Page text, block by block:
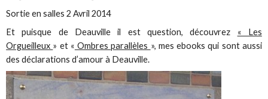
Sortie en salles 2 Avril 2014
Et puisque de Deauville il est question, découvrez « Les
Orgueilleux » et « Ombres parallèles », mes ebooks qui sont aussi
des déclarations d’amour à Deauville.